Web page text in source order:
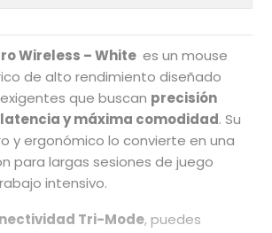
Wireless – White es un mouse
de alto rendimiento diseñado
que buscan precisión
y máxima comodidad. Su
y ergonómico lo convierte en una
para largas sesiones de juego
intensivo.
Tri-Mode, puedes